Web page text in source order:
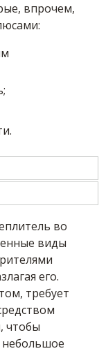
впрочем,
во
виды
его.
требует
чтобы
небольшое